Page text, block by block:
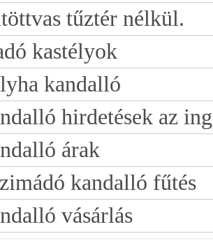
tűztér nélkül.
kastélyok
kandalló
hirdetések az
árak
kandalló fűtés
vásárlás